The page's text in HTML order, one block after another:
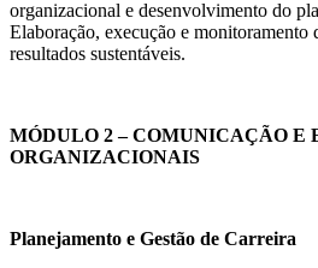
organizacional e desenvolvimento do
Elaboração, execução e monitoramento
resultados sustentáveis.
MÓDULO 2 – COMUNICAÇÃO E
ORGANIZACIONAIS
Planejamento e Gestão de Carreira